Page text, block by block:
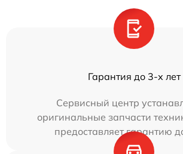
Гарантия до 3-х лет
Сервисный центр
оригинальные запчасти
предоставляет гарантию